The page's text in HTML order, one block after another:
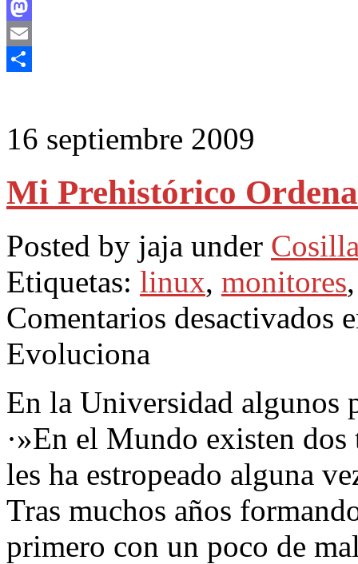
Facebook
Mastodon
Email
16 septiembre 2009
Mi Prehistórico
Posted by jaja under
Etiquetas: linux, monitores
Comentarios desactivados
Evoluciona
En la Universidad algunos
·»En el Mundo existen
les ha estropeado alguna
Tras muchos años
primero con un poco de